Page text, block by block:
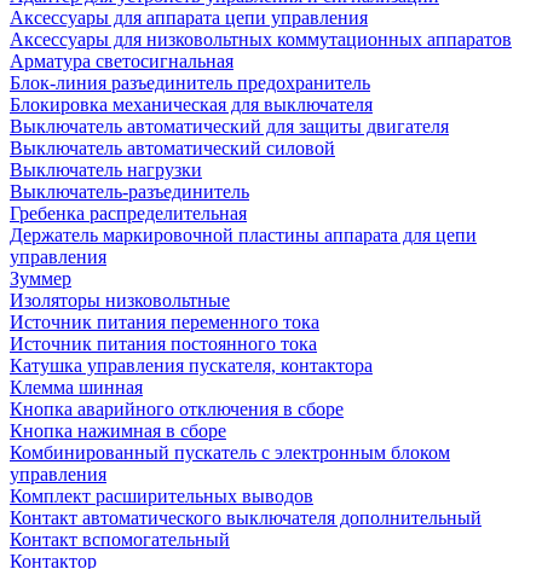
Аксессуары для аппарата цепи управления
Аксессуары для низковольтных коммутационных аппаратов
Арматура светосигнальная
Блок-линия разъединитель предохранитель
Блокировка механическая для выключателя
Выключатель автоматический для защиты двигателя
Выключатель автоматический силовой
Выключатель нагрузки
Выключатель-разъединитель
Гребенка распределительная
Держатель маркировочной пластины аппарата для цепи
управления
Зуммер
Изоляторы низковольтные
Источник питания переменного тока
Источник питания постоянного тока
Катушка управления пускателя, контактора
Клемма шинная
Кнопка аварийного отключения в сборе
Кнопка нажимная в сборе
Комбинированный пускатель с электронным блоком
управления
Комплект расширительных выводов
Контакт автоматического выключателя дополнительный
Контакт вспомогательный
Контактор